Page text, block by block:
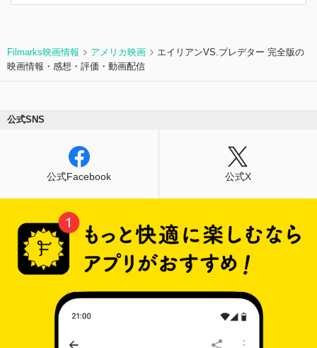
Filmarks映画情報 アメリカ映画
エイリアンVS.プレデター 完全版の
映画情報・感想・評価・動画配信
公式SNS
公式Facebook 公式X